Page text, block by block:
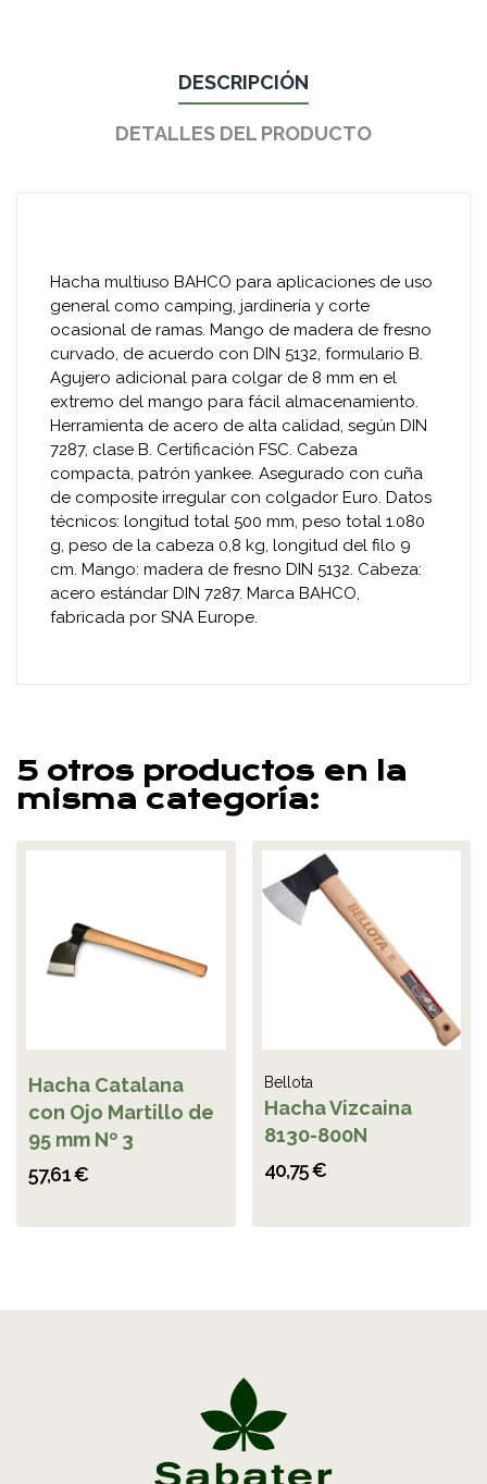
DESCRIPCIÓN
DETALLES DEL PRODUCTO
Hacha multiuso BAHCO para aplicaciones de uso
general como camping, jardinería y corte
ocasional de ramas. Mango de madera de fresno
curvado, de acuerdo con DIN 5132, formulario B.
Agujero adicional para colgar de 8 mm en el
extremo del mango para fácil almacenamiento.
Herramienta de acero de alta calidad, según DIN
7287, clase B. Certificación FSC. Cabeza
compacta, patrón yankee. Asegurado con cuña
de composite irregular con colgador Euro. Datos
técnicos: longitud total 500 mm, peso total 1.080
g, peso de la cabeza 0,8 kg, longitud del filo 9
cm. Mango: madera de fresno DIN 5132. Cabeza:
acero estándar DIN 7287. Marca BAHCO,
fabricada por SNA Europe.
5 otros productos en la
misma categoría:
Hacha Catalana
con Ojo Martillo de
95 mm Nº 3
57,61 €
Bellota
Hacha Vizcaina
8130-800N
40,75 €